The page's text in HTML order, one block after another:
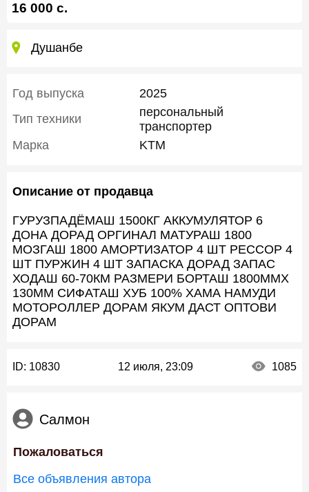
16 000 c.
Душанбе
Год выпуска
2025
Тип техники
персональный
транспортер
Марка
KTM
Описание от продавца
ГУРУЗПАДЁМАШ 1500КГ АККУМУЛЯТОР 6
ДОНА ДОРАД ОРГИНАЛ МАТУРАШ 1800
МОЗГАШ 1800 АМОРТИЗАТОР 4 ШТ РЕССОР 4
ШТ ПУРЖИН 4 ШТ ЗАПАСКА ДОРАД ЗАПАС
ХОДАШ 60-70КМ РАЗМЕРИ БОРТАШ 1800ММХ
130ММ СИФАТАШ ХУБ 100% ХАМА НАМУДИ
МОТОРОЛЛЕР ДОРАМ ЯКУМ ДАСТ ОПТОВИ
ДОРАМ
ID: 10830 12 июля, 23:09 1085
Салмон
Пожаловаться
Все объявления автора